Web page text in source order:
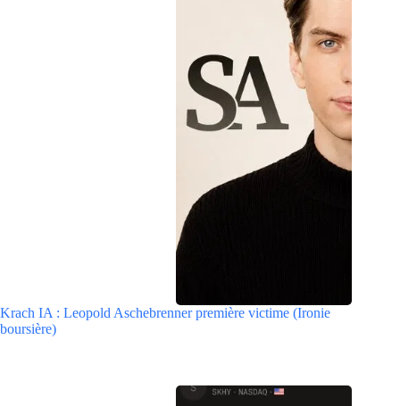
Krach IA : Leopold Aschebrenner première victime (Ironie
boursière)